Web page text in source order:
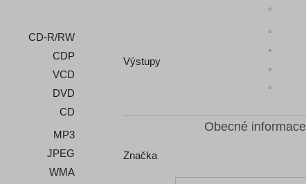
CD-R/RW
CDP
VCD
DVD
CD
MP3
JPEG
WMA
Výstupy
Obecné informace
Značka